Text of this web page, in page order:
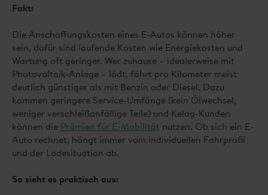
Fakt:
Die Anschaffungskosten eines E-Autos können höher
sein, dafür sind laufende Kosten wie Energiekosten und
Wartung oft geringer. Wer zuhause – idealerweise mit
Photovoltaik-Anlage – lädt, fährt pro Kilometer meist
deutlich günstiger als mit Benzin oder Diesel. Dazu
kommen geringere Service-Umfänge (kein Ölwechsel,
weniger verschleißanfällige Teile) und Kelag-Kunden
können die Prämien für E-Mobilität nutzen. Ob sich ein E-
Auto rechnet, hängt immer vom individuellen Fahrprofil
und der Ladesituation ab.
So sieht es praktisch aus: